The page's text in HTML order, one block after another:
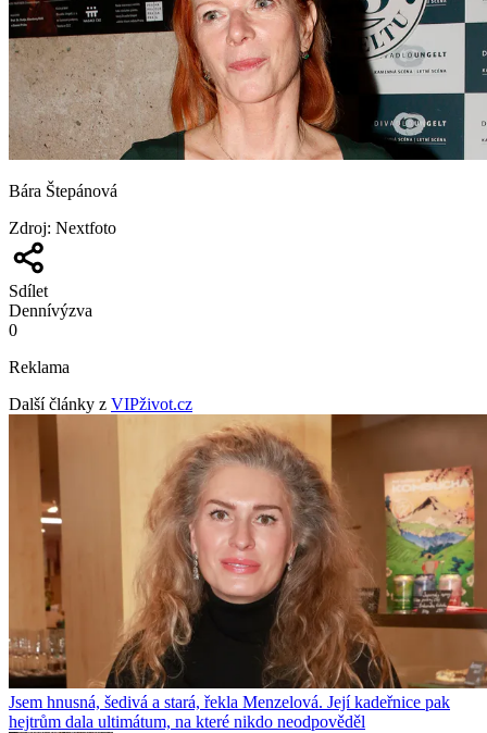
Bára Štepánová
Zdroj: Nextfoto
Sdílet
Dennívýzva
0
Reklama
Další články z VIPživot.cz
Jsem hnusná, šedivá a stará, řekla Menzelová. Její kadeřnice pak
hejtrům dala ultimátum, na které nikdo neodpověděl